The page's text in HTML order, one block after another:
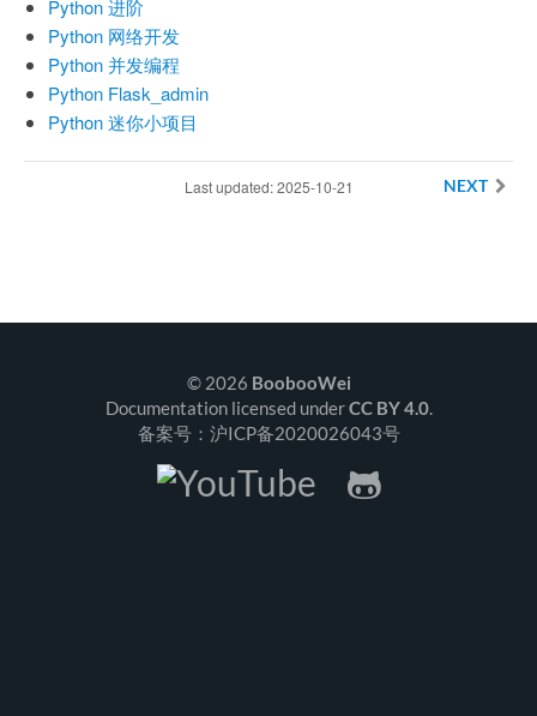
Python 进阶
Python 网络开发
Python 并发编程
Python Flask_admin
Python 迷你小项目
Last updated: 2025-10-21 NEXT
© 2026 BoobooWei
Documentation licensed underCC BY 4.0.
备案号：沪ICP备2020026043号